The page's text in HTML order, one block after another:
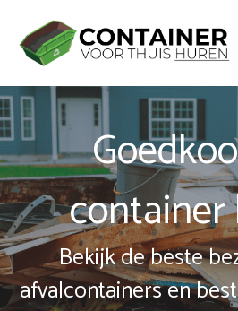
naar
inhoud
Bekijk de beste
afvalcontainers en